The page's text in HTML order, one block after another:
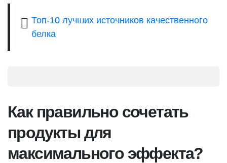
Топ-10 лучших источников качественного
белка
Как правильно сочетать
продукты для
максимального эффекта?